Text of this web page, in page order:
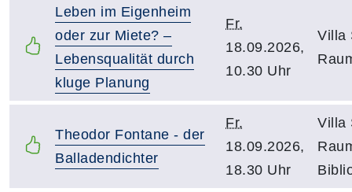
Leben im Eigenheim
oder zur Miete? –
Lebensqualität durch
kluge Planung
Fr.
18.09.2026,
10.30 Uhr
Villa
Theodor Fontane - der
Balladendichter
Fr.
18.09.2026,
18.30 Uhr
Villa